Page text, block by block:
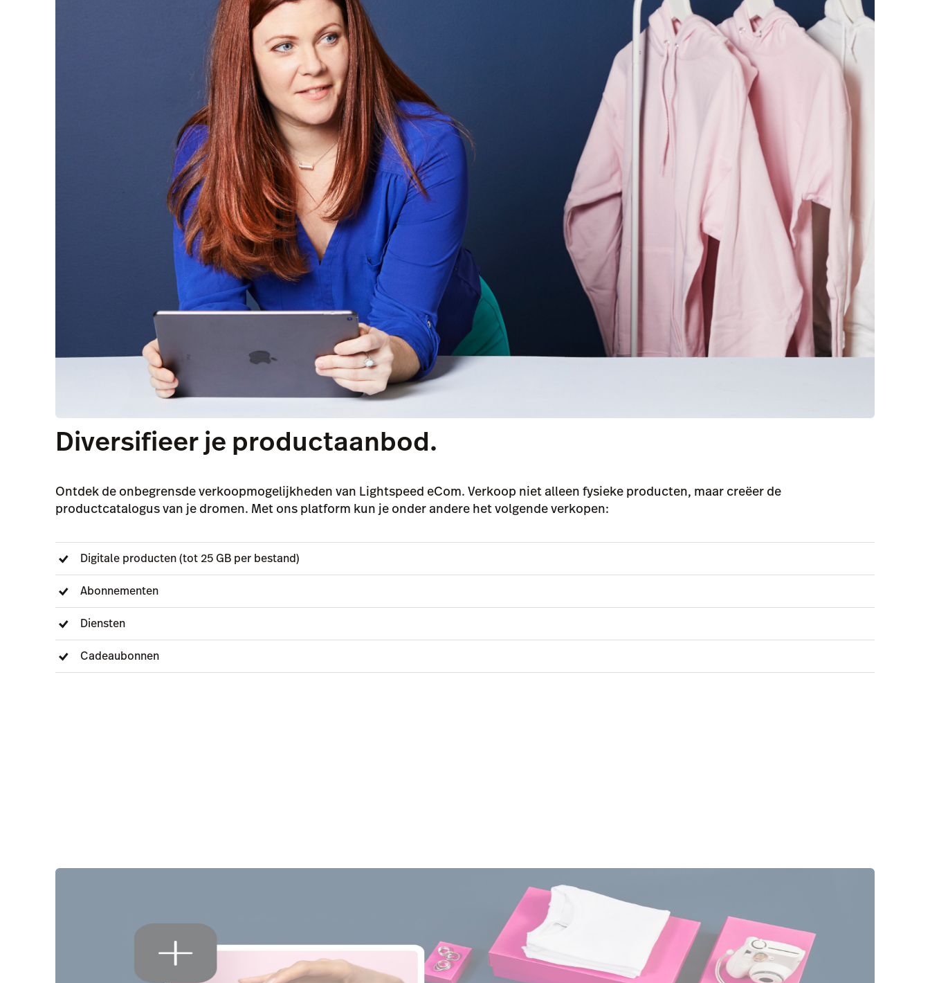
Diversifieer je productaanbod.
Ontdek de onbegrensde verkoopmogelijkheden van Lightspeed eCom. Verkoop niet alleen fysieke producten, maar creëer de
productcatalogus van je dromen. Met ons platform kun je onder andere het volgende verkopen:
Digitale producten (tot 25 GB per bestand)
Abonnementen
Diensten
Cadeaubonnen